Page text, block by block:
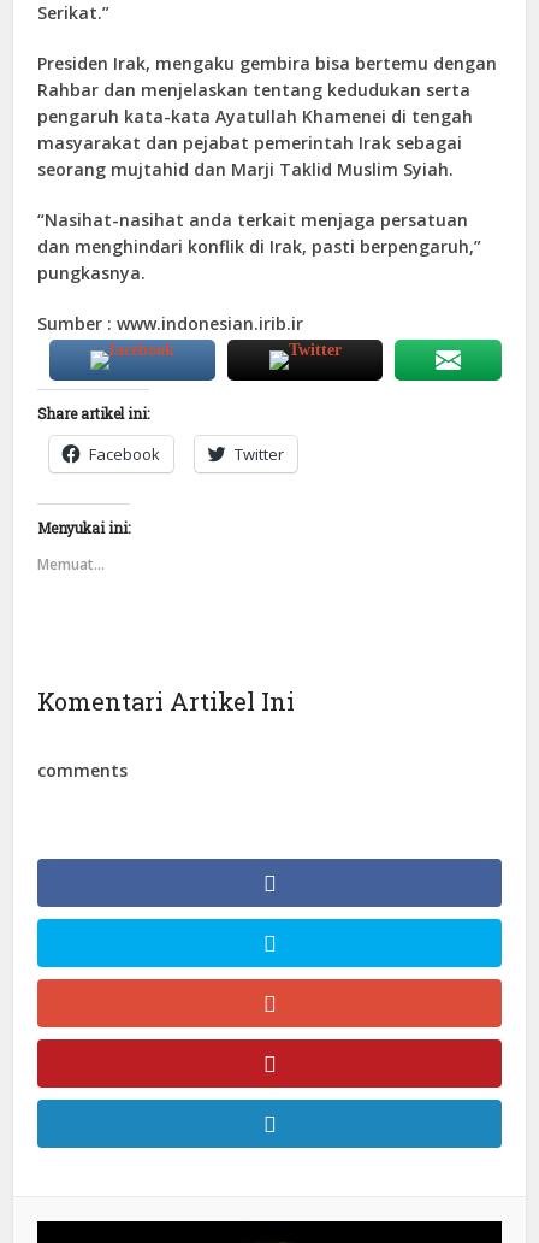
Serikat.”
Presiden Irak, mengaku gembira bisa bertemu dengan
Rahbar dan menjelaskan tentang kedudukan serta
pengaruh kata-kata Ayatullah Khamenei di tengah
masyarakat dan pejabat pemerintah Irak sebagai
seorang mujtahid dan Marji Taklid Muslim Syiah.
“Nasihat-nasihat anda terkait menjaga persatuan
dan menghindari konflik di Irak, pasti berpengaruh,”
pungkasnya.
Sumber : www.indonesian.irib.ir
Share artikel ini:
Facebook Twitter
Menyukai ini:
Memuat...
Komentari Artikel Ini
comments